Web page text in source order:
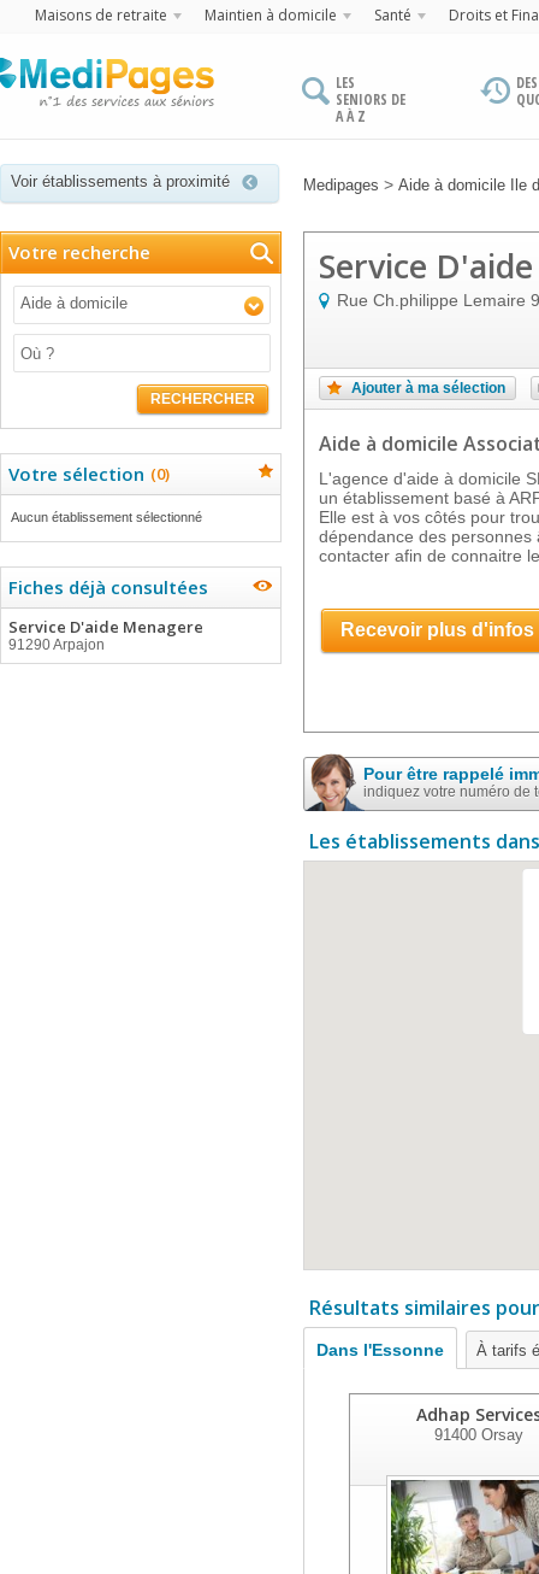
Maisons de retraite Maintien à domicile Santé Droits et
LES
SENIORS DE
A À Z
Voir établissements à proximité Medipages > Aide à domicile Ile
Votre recherche
Aide à domicile
RECHERCHER
Votre sélection (0)
Aucun établissement sélectionné
Fiches déjà consultées
Service D'aide Menagere
91290 Arpajon
Service
Rue Ch.philippe Lemaire
Ajouter à ma sélection
Aide à domicile
L'agence d'aide à domicile
un établissement basé à
Elle est à vos côtés pour
dépendance des
contacter afin de connaitre
Recevoir plus d'infos
Pour être rappelé
indiquez votre numéro de
Les établissements
Résultats similaires
Dans l'Essonne À tarifs
Adhap
91400Orsay